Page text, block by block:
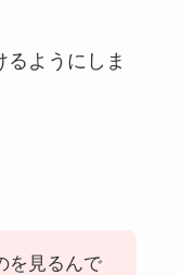
るようにしま
を見るんで